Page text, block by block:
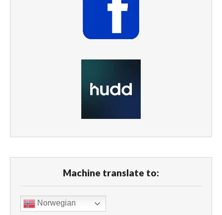
Machine translate to:
Norwegian